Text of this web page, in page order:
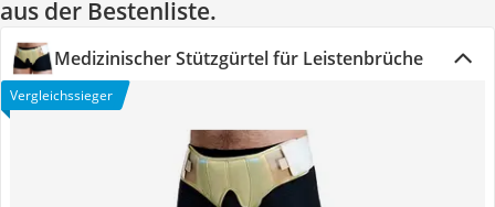
aus der Bestenliste.
Medizinischer Stützgürtel für Leistenbrüche
Vergleichssieger